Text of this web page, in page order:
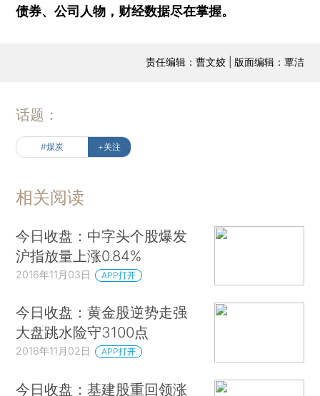
债券、公司人物，财经数据尽在掌握。
责任编辑：曹文姣 | 版面编辑：覃洁
话题：
#煤炭 +关注
相关阅读
今日收盘：中字头个股爆发
沪指放量上涨0.84%
2016年11月03日 APP打开
今日收盘：黄金股逆势走强
大盘跳水险守3100点
2016年11月02日 APP打开
今日收盘：基建股重回领涨